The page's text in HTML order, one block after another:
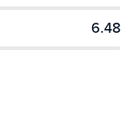
6.48